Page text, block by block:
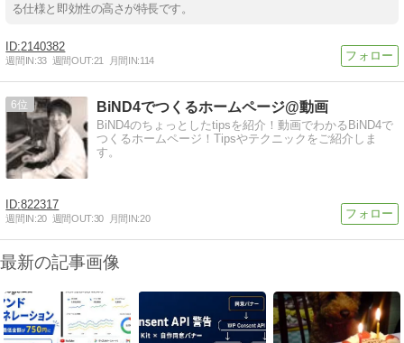
る仕様と即効性の高さが特長です。
2140382
週間IN:33 週間OUT:21 月間IN:114
6 BiND4でつくるホームページ@動画
BiND4のちょっとしたtipsを紹介！動画でわかるBiND4で
つくるホームページ！Tipsやテクニックをご紹介しま
す。
822317
週間IN:20 週間OUT:30 月間IN:20
最新の記事画像